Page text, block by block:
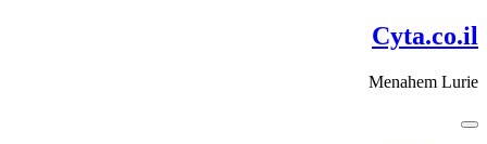
דלג
לתוכן
Cyta.co.il
Menahem Lurie